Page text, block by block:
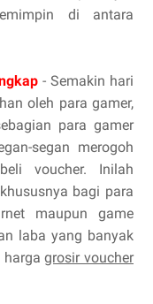
di antara
- Semakin hari
oleh para gamer,
para gamer
segan merogoh
voucher. Inilah
bagi para
maupun game
laba yang banyak
hargagrosir voucher